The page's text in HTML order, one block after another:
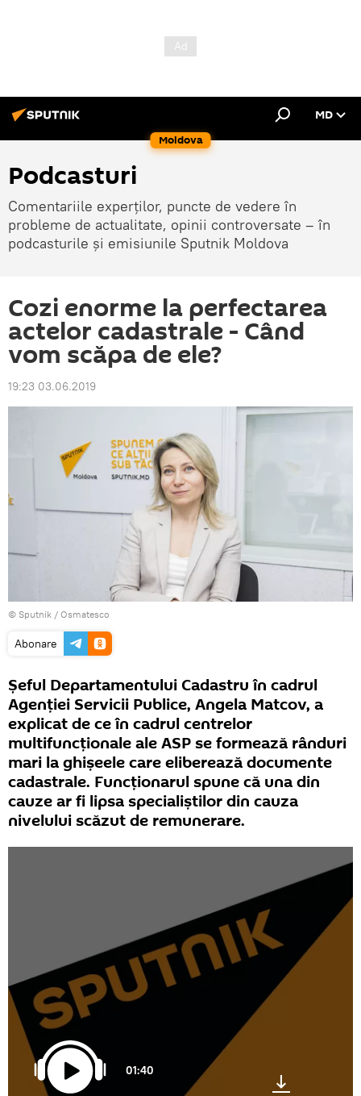
Moldova
MD
Podcasturi
Comentariile experților, puncte de vedere în
probleme de actualitate, opinii controversate – în
podcasturile și emisiunile Sputnik Moldova
Cozi enorme la perfectarea
actelor cadastrale - Când
vom scăpa de ele?
19:23 03.06.2019
© Sputnik / Osmatesco
Abonare
Șeful Departamentului Cadastru în cadrul
Agenției Servicii Publice, Angela Matcov, a
explicat de ce în cadrul centrelor
multifuncționale ale ASP se formează rânduri
mari la ghișeele care eliberează documente
cadastrale. Funcționarul spune că una din
cauze ar fi lipsa specialiștilor din cauza
nivelului scăzut de remunerare.
01:40